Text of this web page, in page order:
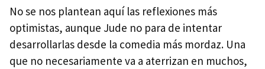
No se nos plantean aquí las reflexiones más
optimistas, aunque Jude no para de intentar
desarrollarlas desde la comedia más mordaz. Una
que no necesariamente va a aterrizan en muchos,